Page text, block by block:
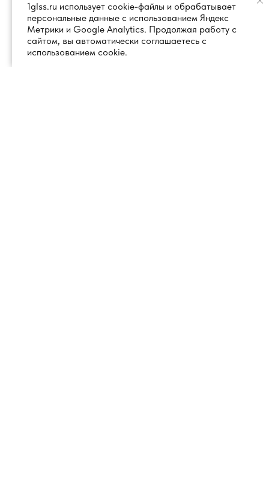
1glss.ru использует cookie-файлы и обрабатывает
персональные данные с использованием Яндекс
Метрики и Google Analytics. Продолжая работу с
сайтом, вы автоматически соглашаетесь с
использованием cookie.